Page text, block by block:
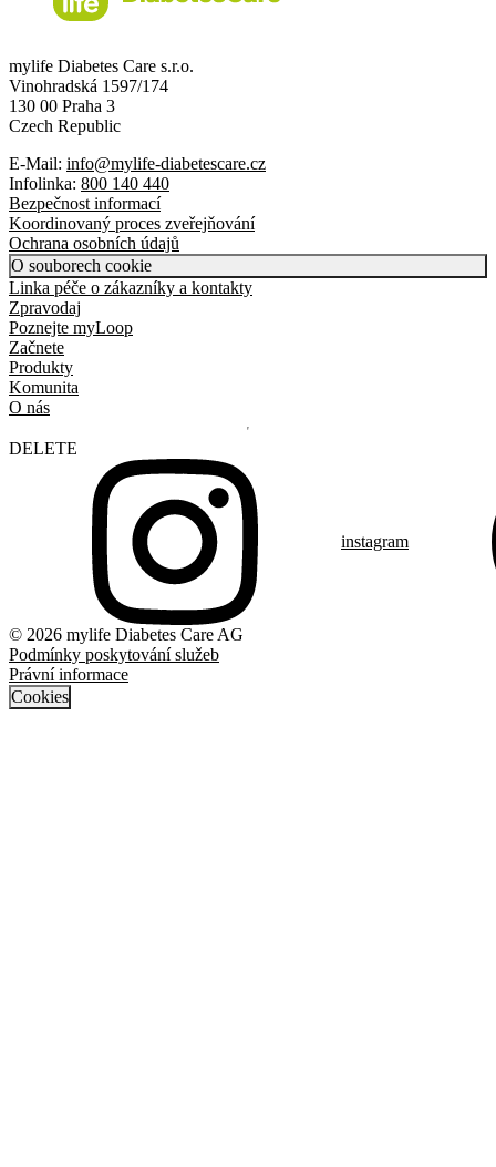
mylife Diabetes Care s.r.o.
Vinohradská 1597/174
130 00 Praha 3
Czech Republic
E-Mail: info@mylife-diabetescare.cz
Infolinka: 800 140 440
Bezpečnost informací
Koordinovaný proces zveřejňování
Ochrana osobních údajů
O souborech cookie
Linka péče o zákazníky a kontakty
Zpravodaj
Poznejte myLoop
Začnete
Produkty
Komunita
O nás
DELETE
instagram
© 2026 mylife Diabetes Care AG
Podmínky poskytování služeb
Právní informace
Cookies